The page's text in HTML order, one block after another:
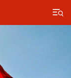
×